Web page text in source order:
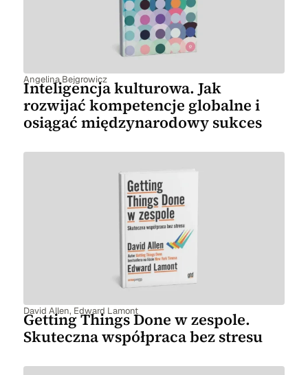
Angelina Bejgrowicz
Inteligencja kulturowa. Jak
rozwijać kompetencje globalne i
osiągać międzynarodowy sukces
David Allen, Edward Lamont
Getting Things Done w zespole.
Skuteczna współpraca bez stresu